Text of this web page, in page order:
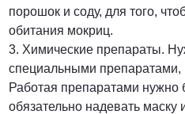
порошок и соду, для того,
обитания мокриц.
3. Химические препараты.
специальными препаратами,
Работая препаратами
обязательно надевать маску